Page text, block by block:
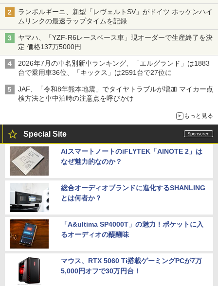
バス
ランボルギーニ、新型「レヴェルトSV」がドイツ ホッケンハイ
ムリンクの最速ラップタイムを記録
ヤマハ、「YZF-R6レースベース車」現オーダーで生産終了を決
定 価格137万5000円
2026年7月の車名別新車ランキング、「エルグランド」は1883
台で乗用車36位、「キックス」は2591台で27位に
JAF、「令和8年熊本地震」でタイヤトラブルが増加 マイカー点
検方法と車中泊時の注意点を呼びかけ
もっと見る
Special Site
AIスマートノートのiFLYTEK「AINOTE 2」は
なぜ魅力的なのか？
総合オーディオブランドに進化するSHANLING
とは何者か？
「A&ultima SP4000T」の魅力！ポケットに入
るオーディオの醍醐味
マウス、RTX 5060 Ti搭載ゲーミングPCが7万
5,000円オフで30万円台！